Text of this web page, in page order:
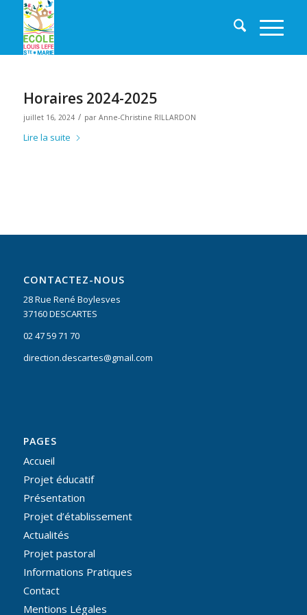
Horaires 2024-2025
juillet 16, 2024 / par Anne-Christine RILLARDON
Lire la suite
CONTACTEZ-NOUS
28 Rue René Boylesves
37160 DESCARTES
02 47 59 71 70
direction.descartes@gmail.com
PAGES
Accueil
Projet éducatif
Présentation
Projet d’établissement
Actualités
Projet pastoral
Informations Pratiques
Contact
Mentions Légales